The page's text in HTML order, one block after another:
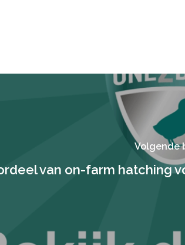
Volgende
van on-farm hatching